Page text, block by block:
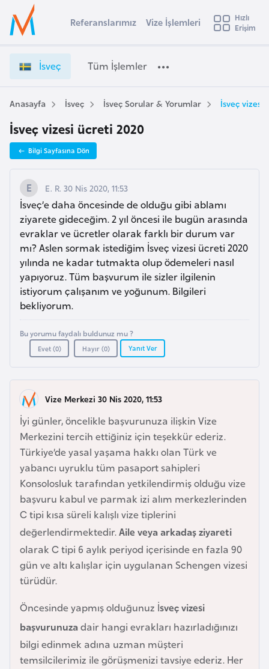
Ülke Seçimi
Başvuru yapmak istediğiniz ülkeyi seçin
Üye
Girişi
s
ç
V
z
e
İ
ş
e
m
l
e
r
i
e
t
Referanslarımız Vize İşlemleri
Hızlı
Erişim
İsveç Tüm İşlemler
Anasayfa İsveç İsveç Sorular & Yorumlar İsveç vizesi
İsveç vizesi ücreti 2020
Bilgi Sayfasına Dön
E. R. 30 Nis 2020, 11:53
İsveç’e daha öncesinde de olduğu gibi ablamı
ziyarete gideceğim. 2 yıl öncesi ile bugün arasında
evraklar ve ücretler olarak farklı bir durum var
mı? Aslen sormak istediğim İsveç vizesi ücreti 2020
yılında ne kadar tutmakta olup ödemeleri nasıl
yapıyoruz. Tüm başvurum ile sizler ilgilenin
istiyorum çalışanım ve yoğunum. Bilgileri
bekliyorum.
Bu yorumu faydalı buldunuz mu ?
Evet (0) Hayır (0) Yanıt Ver
Vize Merkezi 30 Nis 2020, 11:53
İyi günler, öncelikle başvurunuza ilişkin Vize
Merkezini tercih ettiğiniz için teşekkür ederiz.
Türkiye’de yasal yaşama hakkı olan Türk ve
yabancı uyruklu tüm pasaport sahipleri
Konsolosluk tarafından yetkilendirmiş olduğu vize
başvuru kabul ve parmak izi alım merkezlerinden
C tipi kısa süreli kalışlı vize tiplerini
değerlendirmektedir.Aile veya arkadaş ziyareti
olarak C tipi 6 aylık periyod içerisinde en fazla 90
gün ve altı kalışlar için uygulanan Schengen vizesi
türüdür.
Öncesinde yapmış olduğunuz İsveç vizesi
başvurunuzadair hangi evrakları hazırladığınızı
bilgi edinmek adına uzman müşteri
temsilcilerimiz ile görüşmenizi tavsiye ederiz. Her
s
t
r
a
A
u
s
t
u
y
a
A
z
e
b
a
y
c
a
n
B
a
h
r
e
y
n
B
a
n
g